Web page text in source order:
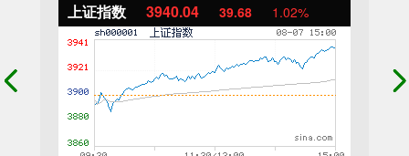
上证指数 3940.04 39.68 1.02%